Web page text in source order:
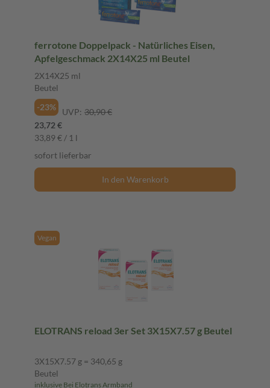
ferrotone Doppelpack - Natürliches Eisen,
Apfelgeschmack 2X14X25 ml Beutel
2X14X25 ml
Beutel
-23%
UVP: 30,90 €
23,72 €
33,89 € / 1 l
sofort lieferbar
In den Warenkorb
Vegan
ELOTRANS reload 3er Set 3X15X7.57 g Beutel
3X15X7.57 g = 340,65 g
Beutel
inklusive Bei Elotrans Armband